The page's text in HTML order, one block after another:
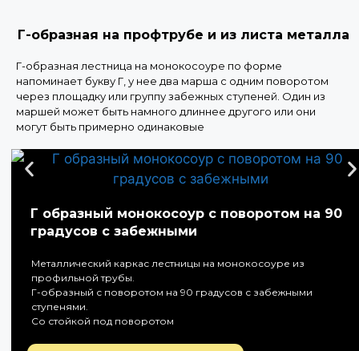
Г-образная на профтрубе и из листа металла
Г-образная лестница на монокосоуре по форме
напоминает букву Г, у нее два марша с одним поворотом
через площадку или группу забежных ступеней. Один из
маршей может быть намного длиннее другого или они
могут быть примерно одинаковые
Г образный монокосоур с поворотом на 90
градусов с забежными
Металлический каркас лестницы на монокосоуре из
профильной трубы.
Г-образный с поворотом на 90 градусов с забежными
ступенями.
Со стойкой под поворотом